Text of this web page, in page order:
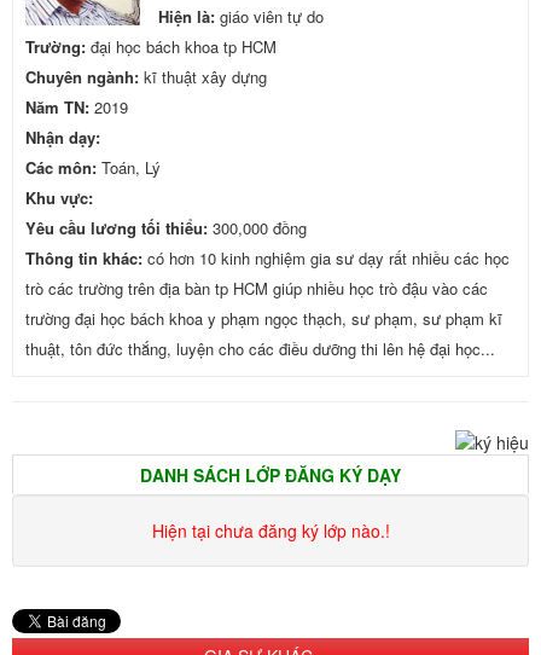
Hiện là: giáo viên tự do
Trường: đại học bách khoa tp HCM
Chuyên ngành: kĩ thuật xây dựng
Năm TN: 2019
Nhận dạy:
Các môn: Toán, Lý
Khu vực:
Yêu cầu lương tối thiểu: 300,000 đồng
Thông tin khác: có hơn 10 kinh nghiệm gia sư dạy rất nhiều các học
trò các trường trên địa bàn tp HCM giúp nhiều học trò đậu vào các
trường đại học bách khoa y phạm ngọc thạch, sư phạm, sư phạm kĩ
thuật, tôn đức thắng, luyện cho các điều dưỡng thi lên hệ đại học...
DANH SÁCH LỚP ĐĂNG KÝ DẠY
Hiện tại chưa đăng ký lớp nào.!